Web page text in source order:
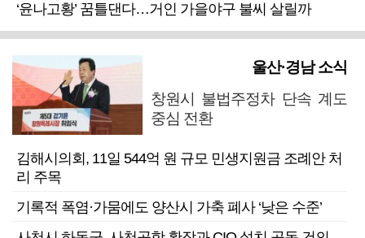
‘윤나고황’ 꿈틀댄다…거인 가을야구 불씨 살릴까
울산·경남 소식
창원시 불법주정차 단속 계도
중심 전환
김해시의회, 11일 544억 원 규모 민생지원금 조례안 처
리 주목
기록적 폭염·가뭄에도 양산시 가축 폐사 ‘낮은 수준’